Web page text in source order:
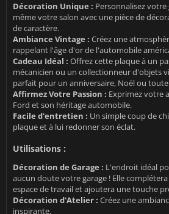
Décoration Unique : Personnalisez
même votre salon avec une pièce de
de caractère.
Ambiance Vintage : Créez une
rappelant l'âge d'or de l'automobile
Cadeau Idéal : Offrez cette plaque à un
mécanicien ou un collectionneur d'objets
parfait pour un anniversaire, Noël ou
Affirmez Votre Passion : Exprimez votre
Ford et son héritage automobile.
Facile d'entretien : Un simple coup de
plaque et à lui redonner son éclat.
Utilisations :
Décoration de Garage : L'endroit idéal
aucun doute votre garage ! Elle
espace de travail et ajoutera une touche
Décoration d'Atelier : Créez une
inspirante.